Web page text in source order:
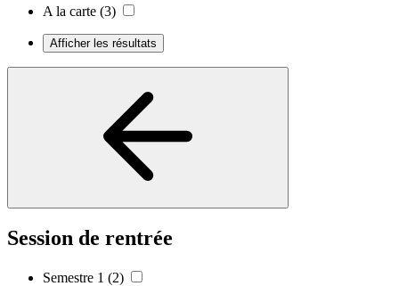
A la carte (3)
Afficher les résultats
Session de rentrée
Semestre 1 (2)